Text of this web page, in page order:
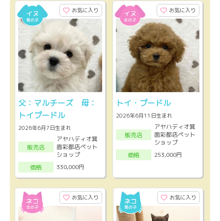
お気に入り
父：マルチーズ 母：
トイプードル
2026年6月7日生まれ
販売店
アヤハディオ箕
面彩都店ペット
ショップ
価格
330,000円
お気に入り
トイ・プードル
2026年6月11日生まれ
販売店
アヤハディオ箕
面彩都店ペット
ショップ
価格
253,000円
お気に入り お気に入り